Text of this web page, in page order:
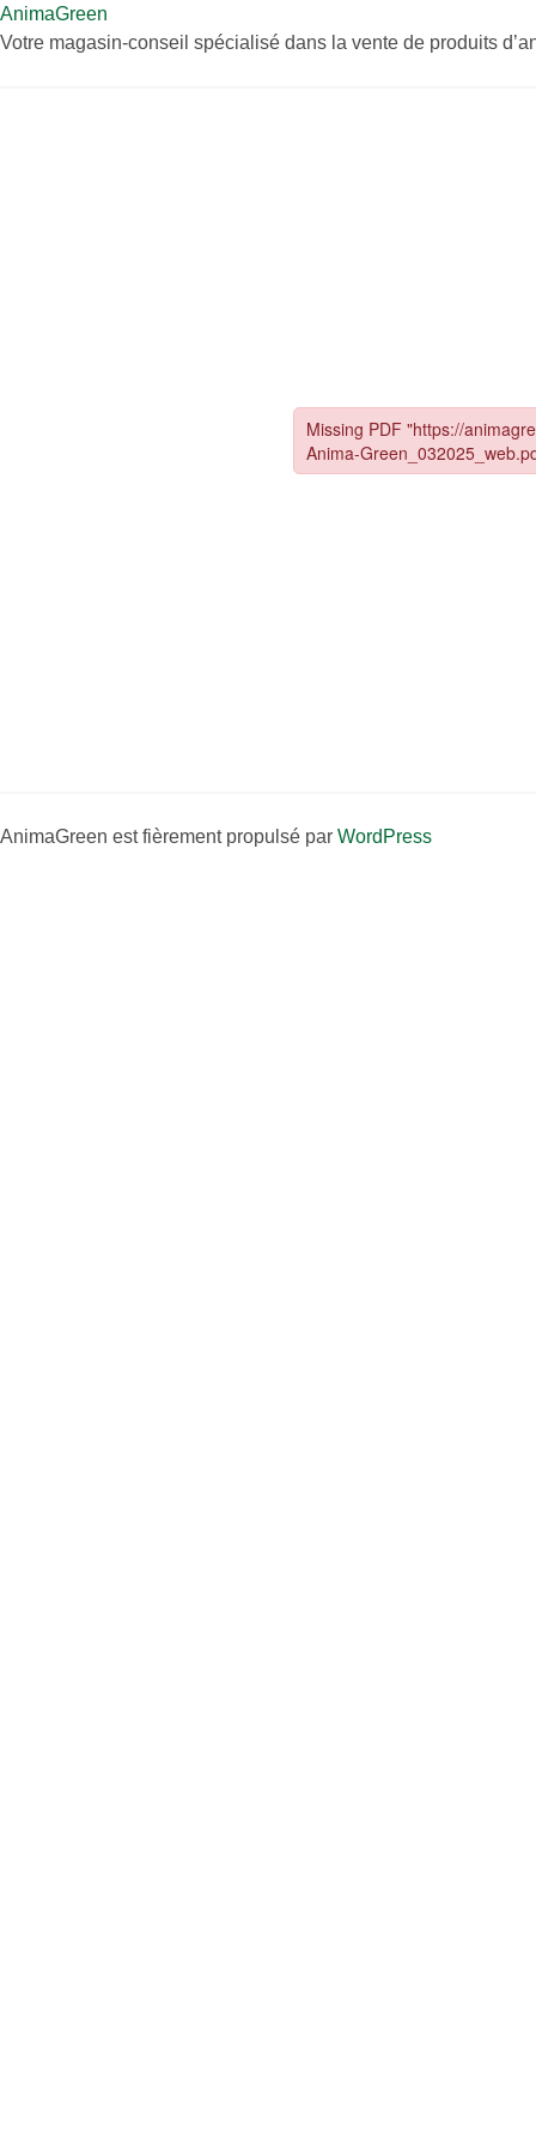
AnimaGreen
Votre magasin-conseil spécialisé dans la vente de produits
AnimaGreen est fièrement propulsé par WordPress